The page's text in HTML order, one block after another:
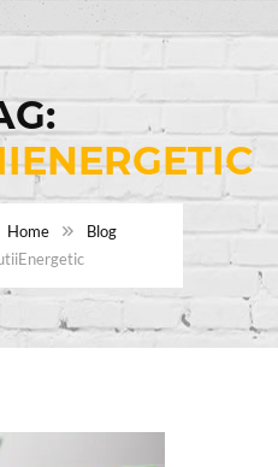
Home
Blog